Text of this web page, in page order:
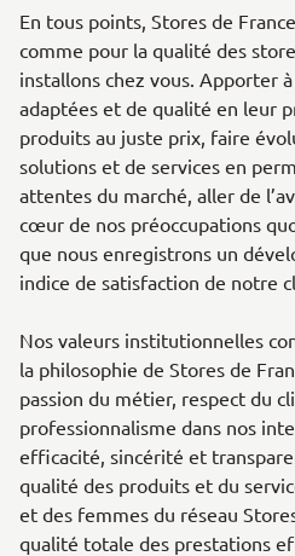
En tous points, Stores de
comme pour la qualité des
installons chez vous. Apporter
adaptées et de qualité en leur
produits au juste prix, faire
solutions et de services en
attentes du marché, aller de
cœur de nos préoccupations
que nous enregistrons un
indice de satisfaction de notre
Nos valeurs institutionnelles
la philosophie de Stores de
passion du métier, respect du
professionnalisme dans nos
efficacité, sincérité et
qualité des produits et du
et des femmes du réseau
qualité totale des prestations